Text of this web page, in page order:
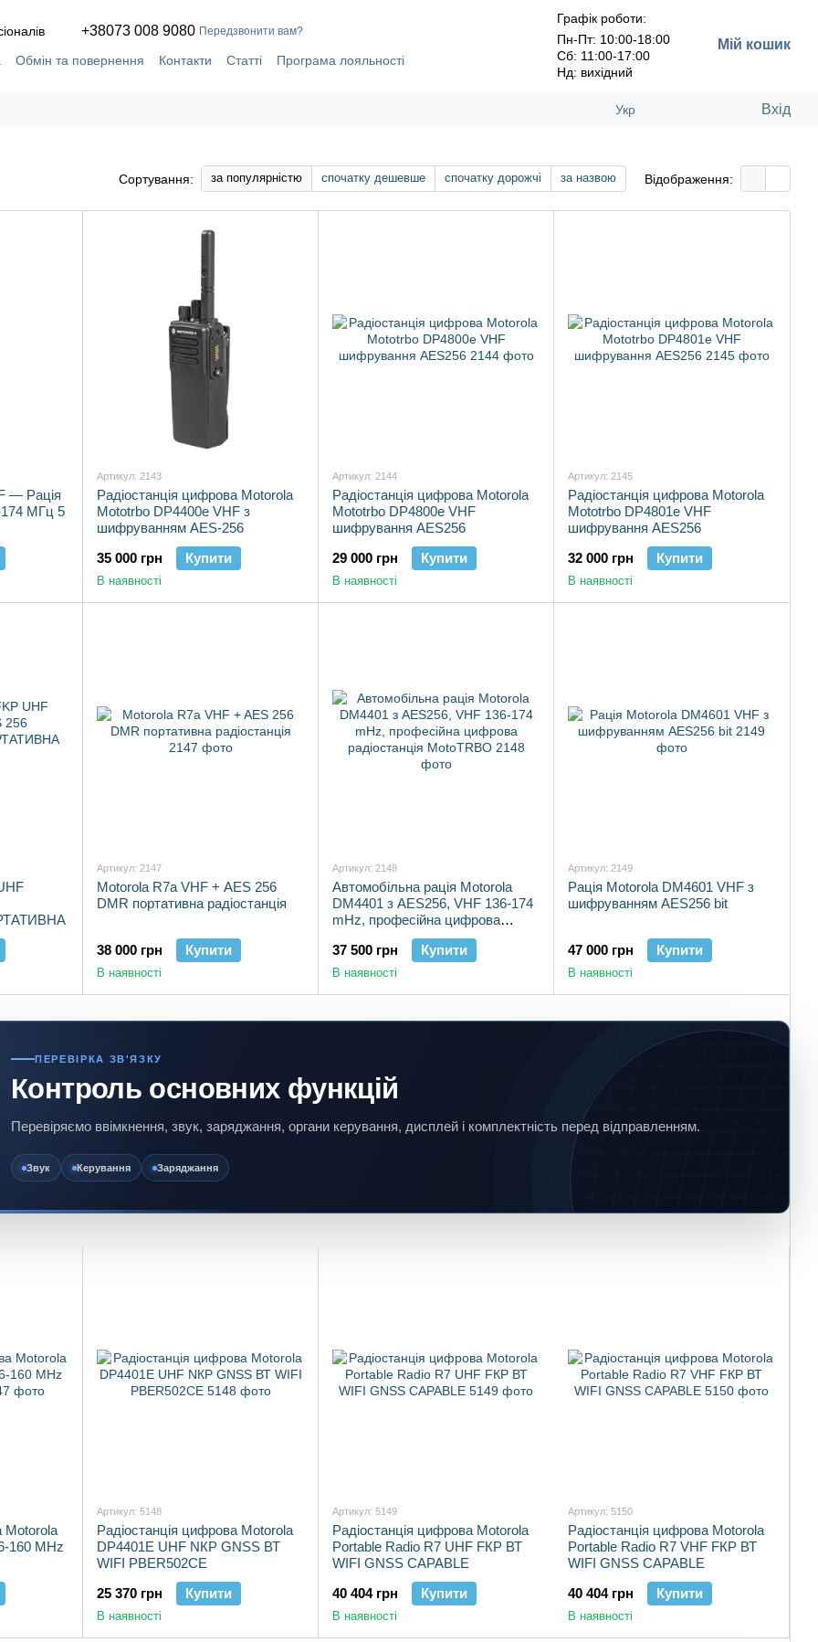
+38073 008 9080 Передзвонити вам?
Обмін та повернення Контакти Статті
Програма лояльності
Графік роботи:
Пн-Пт: 10:00-18:00
Сб: 11:00-17:00
Нд: вихідний
Мій кошик
Укр Вхід
Сортування: за популярністю спочатку дешевше спочатку дорожчі за назвою Відображення:
— Рація
174 МГц 5
Артикул: 2143
Радіостанція цифрова Motorola
Mototrbo DP4400e VHF з
шифруванням AES-256
35 000 грн
Купити
В наявності
Артикул: 2144
Радіостанція цифрова Motorola
Mototrbo DP4800e VHF
шифрування AES256
29 000 грн
Купити
В наявності
Артикул: 2145
Радіостанція цифрова Motorola
Mototrbo DP4801e VHF
шифрування AES256
32 000 грн
Купити
В наявності
Артикул: 2147
Motorola R7a VHF + AES 256
DMR портативна радіостанція
38 000 грн Купити
В наявності
Артикул: 2148
Автомобільна рація Motorola
DM4401 з AES256, VHF 136-174
mHz, професійна цифрова
радіостанція MotoTRBO
37 500 грн
Купити
В наявності
Артикул: 2149
Рація Motorola DM4601 VHF з
шифруванням AES256 bit
47 000 грн Купити
В наявності
ПЕРЕВІРКА ЗВ'ЯЗКУ
Контроль основних функцій
Перевіряємо ввімкнення, звук, заряджання, органи керування, дисплей і комплектність перед відправленням.
Звук Керування Заряджання
Motorola
160 МНz
Артикул: 5148
Радіостанція цифрова Motorola
DP4401E UHF NКР GNSS ВТ
WIFI PBER502CE
25 370 грн
Купити
В наявності
Артикул: 5149
Радіостанція цифрова Motorola
Portable Radio R7 UHF FКР ВТ
WIFI GNSS CAPABLE
40 404 грн
Купити
В наявності
Артикул: 5150
Радіостанція цифрова Motorola
Portable Radio R7 VHF FКР ВТ
WIFI GNSS CAPABLE
40 404 грн
Купити
В наявності